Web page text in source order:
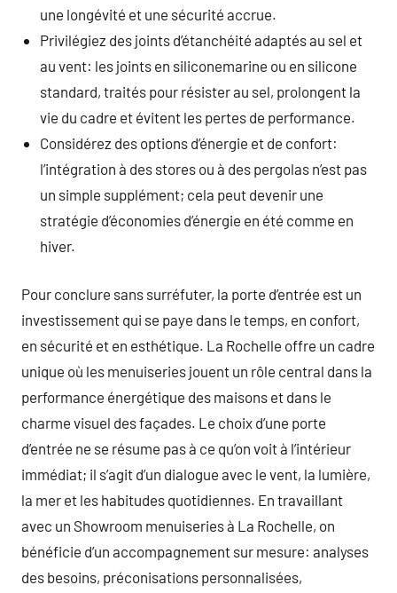
une longévité et une sécurité accrue.
Privilégiez des joints d’étanchéité adaptés au sel et
au vent: les joints en siliconemarine ou en silicone
standard, traités pour résister au sel, prolongent la
vie du cadre et évitent les pertes de performance.
Considérez des options d’énergie et de confort:
l’intégration à des stores ou à des pergolas n’est pas
un simple supplément; cela peut devenir une
stratégie d’économies d’énergie en été comme en
hiver.
Pour conclure sans surréfuter, la porte d’entrée est un
investissement qui se paye dans le temps, en confort,
en sécurité et en esthétique. La Rochelle offre un cadre
unique où les menuiseries jouent un rôle central dans la
performance énergétique des maisons et dans le
charme visuel des façades. Le choix d’une porte
d’entrée ne se résume pas à ce qu’on voit à l’intérieur
immédiat; il s’agit d’un dialogue avec le vent, la lumière,
la mer et les habitudes quotidiennes. En travaillant
avec un Showroom menuiseries à La Rochelle, on
bénéficie d’un accompagnement sur mesure: analyses
des besoins, préconisations personnalisées,